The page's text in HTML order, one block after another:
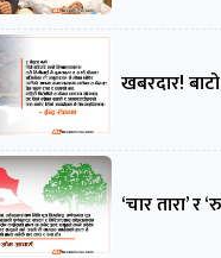
खबरदार!
‘चार तारा’ र